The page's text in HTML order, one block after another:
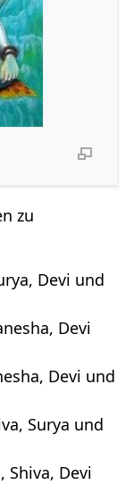
zu
Devi und
Devi
Devi und
Surya und
Shiva, Devi